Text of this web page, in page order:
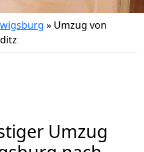
» Umzug von
Umzug